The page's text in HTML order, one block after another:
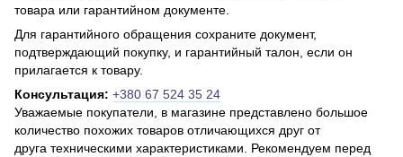
товара или гарантийном документе.
Для гарантийного обращения сохраните документ,
подтверждающий покупку, и гарантийный талон, если он
прилагается к товару.
Консультация: +380 67 524 35 24
Уважаемые покупатели, в магазине представлено большое
количество похожих товаров отличающихся друг от
друга техническими характеристиками. Рекомендуем перед